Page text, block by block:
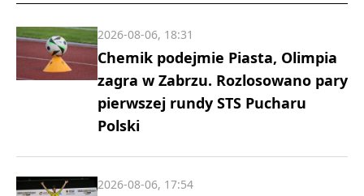
Chemik podejmie Piasta, Olimpia
zagra w Zabrzu. Rozlosowano pary
pierwszej rundy STS Pucharu
Polski
2026-08-06, 18:31
2026-08-06, 17:54